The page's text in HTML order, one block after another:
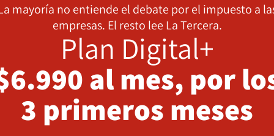
mayoría no entiende el debate por el impuesto a
empresas. El resto lee La Tercera.
Plan Digital+
al mes, por
3 primeros meses